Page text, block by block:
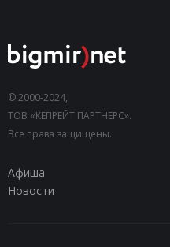
© 2000-2024,
ТОВ «КЕПРЕЙТ ПАРТНЕРС».
Все права защищены.
Афиша
Новости